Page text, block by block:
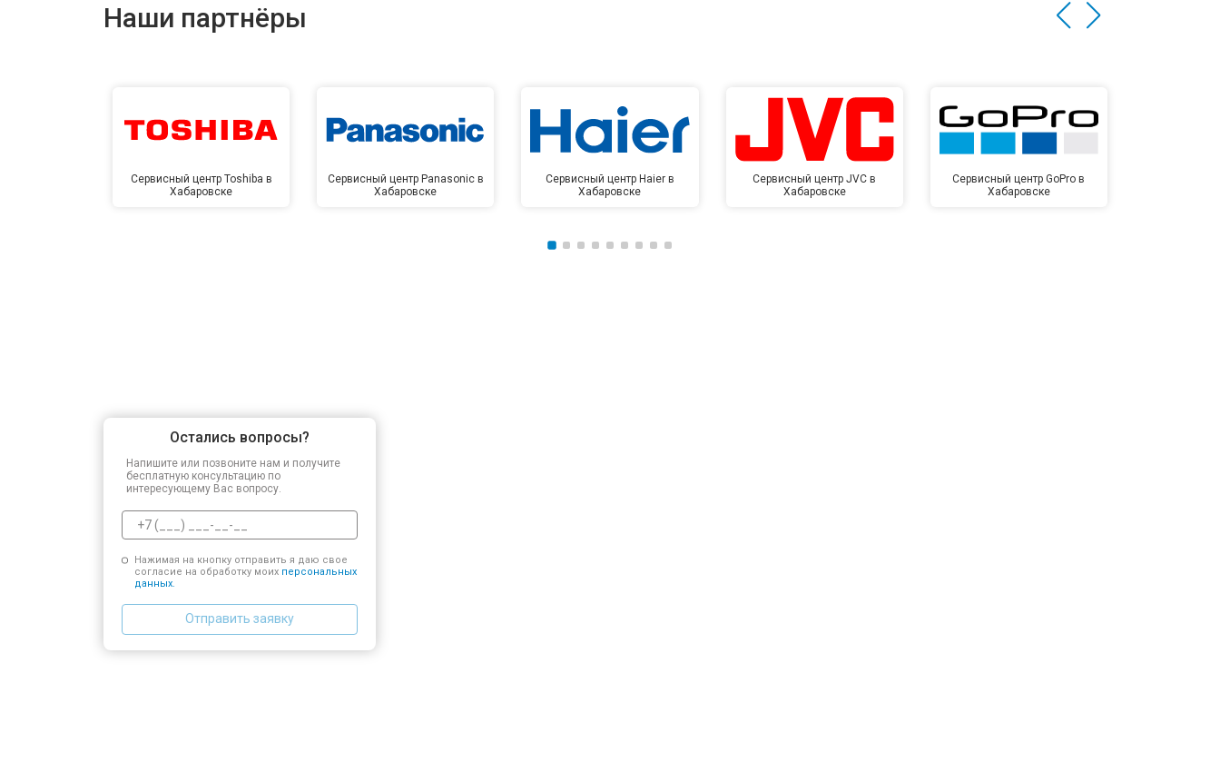
Наши партнёры
Сервисный центр Toshiba в
Хабаровске
Сервисный центр Panasonic в
Хабаровске
Сервисный центр Haier в
Хабаровске
Сервисный центр JVC в
Хабаровске
Сервисный центр GoPro в
Хабаровске
Остались вопросы?
Напишите или позвоните нам и получите
бесплатную консультацию по
интересующему Вас вопросу.
Нажимая на кнопку отправить я даю свое
согласие на обработку моих персональных
данных.
Отправить заявку